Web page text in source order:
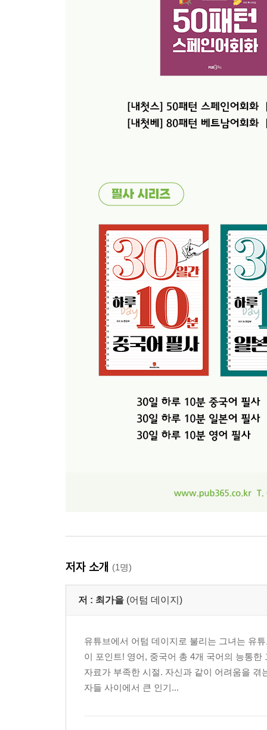
저자 소개 (1명)
저 : 최가을 (어텀 데이지)
유튜브에서 어텀 데이지로 불리는 그녀는 유
이 포인트! 영어, 중국어 총 4개 국어의 능통
자료가 부족한 시절. 자신과 같이 어려움을
자들 사이에서 큰 인기...